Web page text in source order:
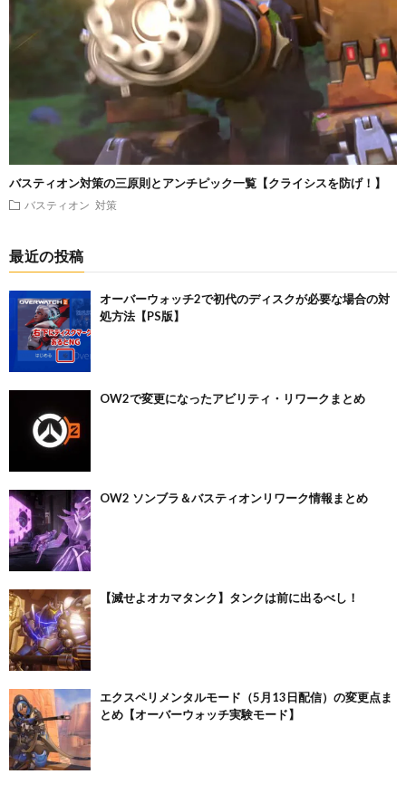
バスティオン対策の三原則とアンチピック一覧【クライシスを防げ！】
バスティオン 対策
最近の投稿
オーバーウォッチ2で初代のディスクが必要な場合の対
処方法【PS版】
OW2で変更になったアビリティ・リワークまとめ
OW2 ソンブラ＆バスティオンリワーク情報まとめ
【滅せよオカマタンク】タンクは前に出るべし！
エクスペリメンタルモード（5月13日配信）の変更点ま
とめ【オーバーウォッチ実験モード】